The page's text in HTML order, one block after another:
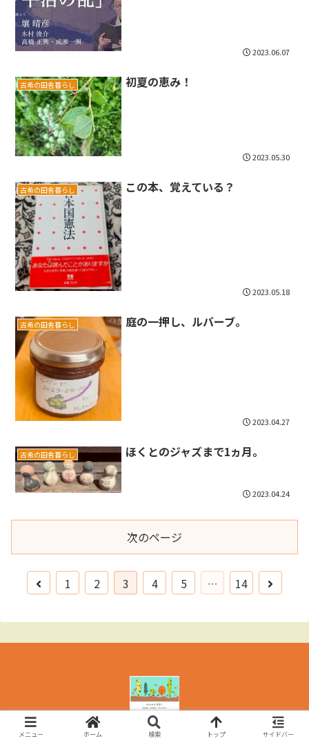
2023.06.07
古希の田舎暮らし 初夏の恵み！
2023.05.30
古希の田舎暮らし この本、覚えている？
2023.05.18
古希の田舎暮らし 庭の一押し、ルバーブ。
2023.04.27
古希の田舎暮らし ほくとのジャズまで1ヵ月。
2023.04.24
次のページ
1 2 3 4 5 … 14
© 2021 around古希!.
メニュー ホーム 検索 トップ サイドバー